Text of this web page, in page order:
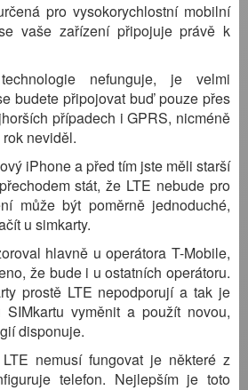
pro vysokorychlostní mobilní
vaše zařízení připojuje právě k
nefunguje, je velmi
budete připojovat buď pouze přes
případech i GPRS, nicméně
neviděl.
iPhone a před tím jste měli starší
stát, že LTE nebude pro
může být poměrně jednoduché,
u simkarty.
hlavně u operátora T-Mobile,
že bude i u ostatních operátoru.
prostě LTE nepodporují a tak je
vyměnit a použít novou,
disponuje.
nemusí fungovat je některé z
telefon. Nejlepším je toto